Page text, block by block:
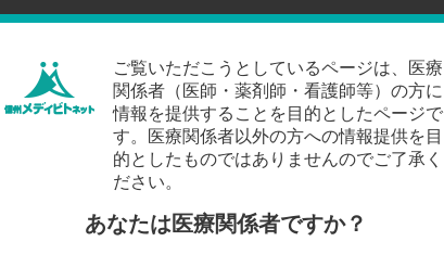
ご覧いただこうとしているページは、医療
関係者（医師・薬剤師・看護師等）の方に
情報を提供することを目的としたページで
す。医療関係者以外の方への情報提供を目
的としたものではありませんのでご了承く
ださい。
あなたは医療関係者ですか？